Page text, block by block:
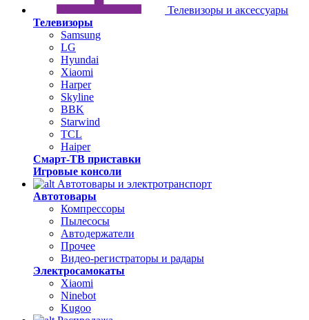
Телевизоры и аксессуары
Телевизоры
Samsung
LG
Hyundai
Xiaomi
Harper
Skyline
BBK
Starwind
TCL
Haiper
Смарт-ТВ приставки
Игровые консоли
Автотовары и электротранспорт
Автотовары
Компрессоры
Пылесосы
Автодержатели
Прочее
Видео-регистраторы и радары
Электросамокаты
Xiaomi
Ninebot
Kugoo